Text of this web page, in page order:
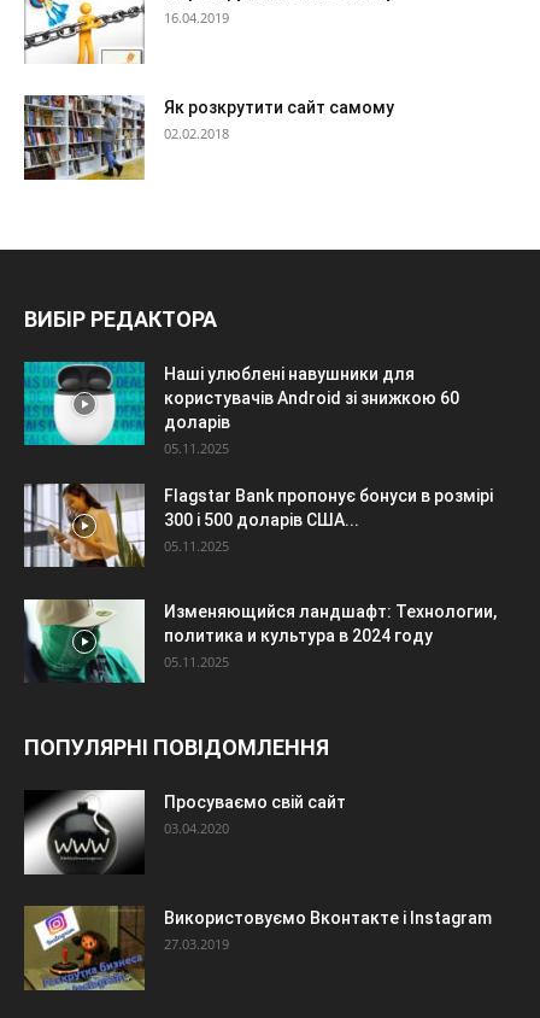
16.04.2019
Як розкрутити сайт самому
02.02.2018
ВИБІР РЕДАКТОРА
Наші улюблені навушники для
користувачів Android зі знижкою 60
доларів
05.11.2025
Flagstar Bank пропонує бонуси в розмірі
300 і 500 доларів США...
05.11.2025
Изменяющийся ландшафт: Технологии,
политика и культура в 2024 году
05.11.2025
ПОПУЛЯРНІ ПОВІДОМЛЕННЯ
Просуваємо свій сайт
03.04.2020
Використовуємо Вконтакте і Instagram
27.03.2019